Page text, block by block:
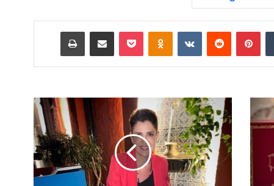
‏Tumblr بينتيريست ‏Reddit
‏VKontakte
Odnoklassniki
‫Pocket مشاركة عبر البريد طباعة
س
م
ع
ق